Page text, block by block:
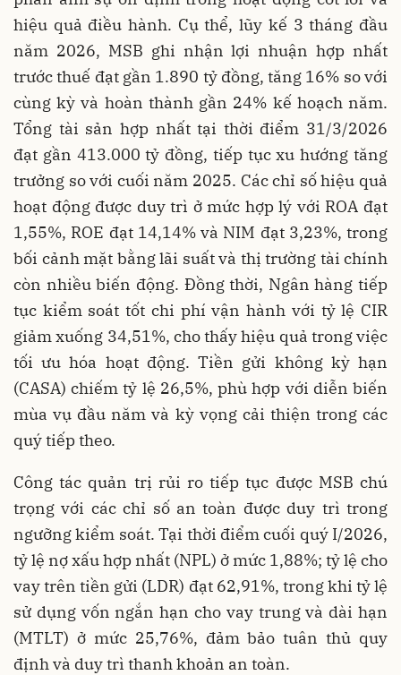
hiệu quả điều hành. Cụ thể, lũy kế 3 tháng đầu
năm 2026, MSB ghi nhận lợi nhuận hợp nhất
trước thuế đạt gần 1.890 tỷ đồng, tăng 16% so với
cùng kỳ và hoàn thành gần 24% kế hoạch năm.
Tổng tài sản hợp nhất tại thời điểm 31/3/2026
đạt gần 413.000 tỷ đồng, tiếp tục xu hướng tăng
trưởng so với cuối năm 2025. Các chỉ số hiệu quả
hoạt động được duy trì ở mức hợp lý với ROA đạt
1,55%, ROE đạt 14,14% và NIM đạt 3,23%, trong
bối cảnh mặt bằng lãi suất và thị trường tài chính
còn nhiều biến động. Đồng thời, Ngân hàng tiếp
tục kiểm soát tốt chi phí vận hành với tỷ lệ CIR
giảm xuống 34,51%, cho thấy hiệu quả trong việc
tối ưu hóa hoạt động. Tiền gửi không kỳ hạn
(CASA) chiếm tỷ lệ 26,5%, phù hợp với diễn biến
mùa vụ đầu năm và kỳ vọng cải thiện trong các
quý tiếp theo.
Công tác quản trị rủi ro tiếp tục được MSB chú
trọng với các chỉ số an toàn được duy trì trong
ngưỡng kiểm soát. Tại thời điểm cuối quý I/2026,
tỷ lệ nợ xấu hợp nhất (NPL) ở mức 1,88%; tỷ lệ cho
vay trên tiền gửi (LDR) đạt 62,91%, trong khi tỷ lệ
sử dụng vốn ngắn hạn cho vay trung và dài hạn
(MTLT) ở mức 25,76%, đảm bảo tuân thủ quy
định và duy trì thanh khoản an toàn.